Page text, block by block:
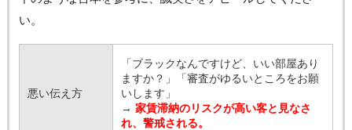
い。
悪い伝え方
「ブラックなんですけど、いい部屋あり
ますか？」「審査がゆるいところをお願
いします」
→ 家賃滞納のリスクが高い客と見なさ
れ、警戒される。